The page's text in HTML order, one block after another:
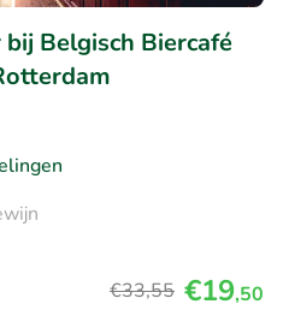
Belgisch Biercafé
€33,55 €19,50